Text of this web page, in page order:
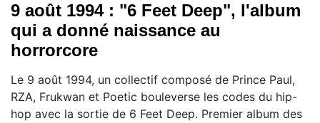
9 août 1994 : "6 Feet Deep", l'album
qui a donné naissance au
horrorcore
Le 9 août 1994, un collectif composé de Prince Paul,
RZA, Frukwan et Poetic bouleverse les codes du hip-
hop avec la sortie de 6 Feet Deep. Premier album des